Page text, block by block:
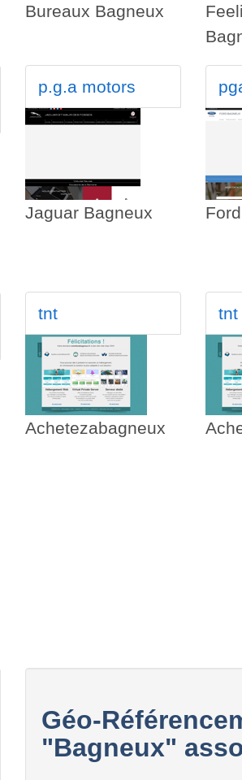
Bureaux Bagneux
p.g.a motors
Jaguar Bagneux
tnt
Achetezabagneux
tnt
Géo-
"Bagneux"